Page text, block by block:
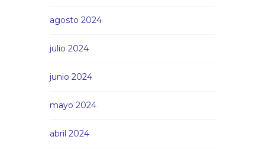
agosto 2024
julio 2024
junio 2024
mayo 2024
abril 2024